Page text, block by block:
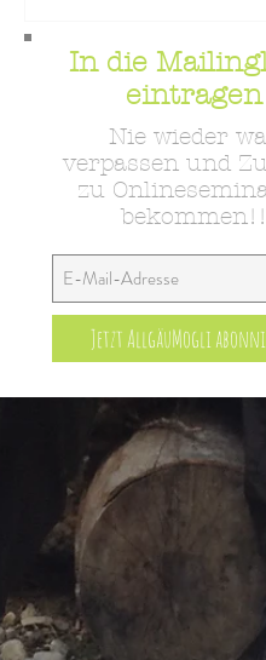
In die
eintragen
Nie wieder
verpassen und
zu
bekommen!!
Jetzt AllgäuMogli